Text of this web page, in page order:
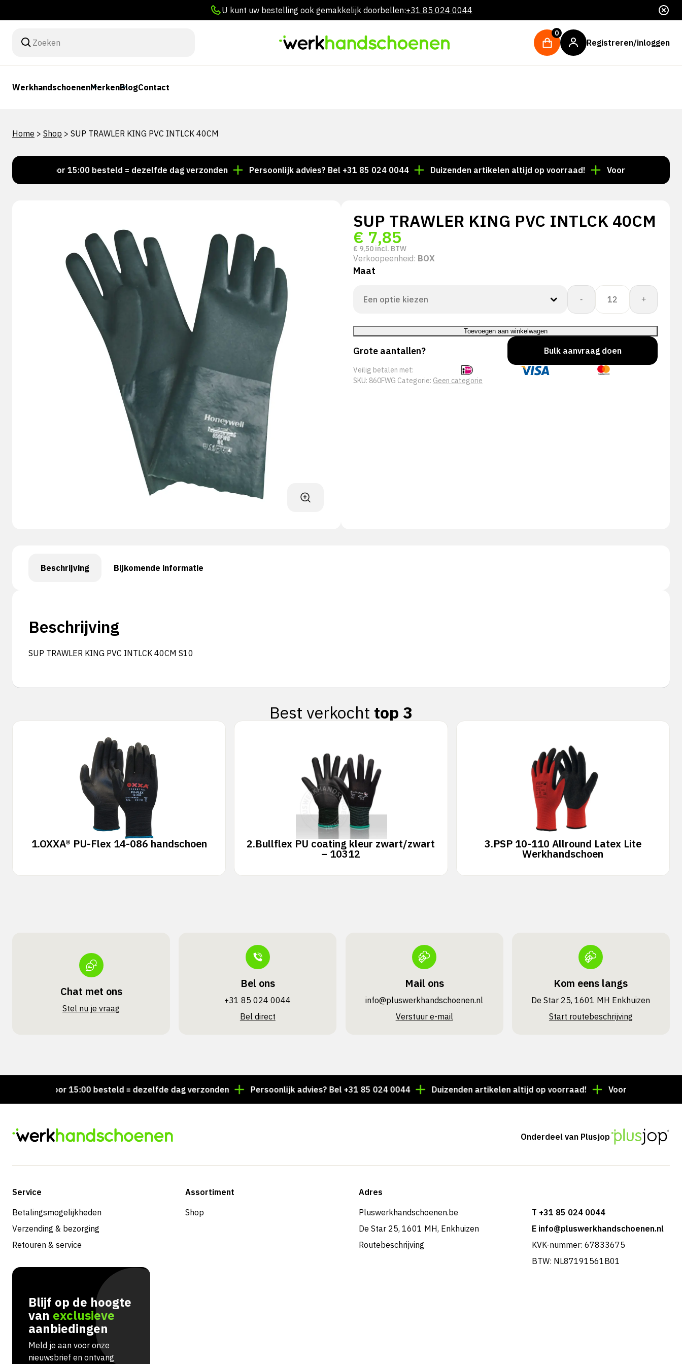
U kunt uw bestelling ook gemakkelijk doorbellen:+31 85 024 0044
0
Registreren/inloggen
WerkhandschoenenMerkenBlogContact
Home > Shop > SUP TRAWLER KING PVC INTLCK 40CM
Voor 15:00 besteld = dezelfde dag verzonden Persoonlijk advies? Bel +31 85 024 0044 Duizenden artikelen altijd op voorraad! Voor 15:00 besteld =
SUP TRAWLER KING PVC INTLCK 40CM
€ 7,85
€ 9,50 incl. BTW
Verkoopeenheid: BOX
Maat
-
SUP
TRAWLER
KING
PVC
INTLCK
40CM
aantal
+
Toevoegen aan winkelwagen
Grote aantallen? Bulk aanvraag doen
Veilig betalen met:
SKU: 860FWG Categorie: Geen categorie
Beschrijving Bijkomende informatie
Beschrijving
SUP TRAWLER KING PVC INTLCK 40CM S10
Best verkocht top 3
1.OXXA® PU-Flex 14-086 handschoen 2.Bullflex PU coating kleur zwart/zwart
– 10312
3.PSP 10-110 Allround Latex Lite
Werkhandschoen
Chat met ons
Stel nu je vraag
Bel ons
+31 85 024 0044
Bel direct
Mail ons
info@pluswerk­handschoenen.nl
Verstuur e-mail
Kom eens langs
De Star 25, 1601 MH Enkhuizen
Start routebeschrijving
Voor 15:00 besteld = dezelfde dag verzonden Persoonlijk advies? Bel +31 85 024 0044 Duizenden artikelen altijd op voorraad! Voor 15:00 besteld =
Onderdeel van Plusjop
Service
Betalingsmogelijkheden
Verzending & bezorging
Retouren & service
Assortiment
Shop
Adres
Pluswerkhandschoenen.be
De Star 25, 1601 MH, Enkhuizen
Routebeschrijving
T +31 85 024 0044
E info@pluswerkhandschoenen.nl
KVK-nummer: 67833675
BTW: NL87191561B01
Blijf op de hoogte
van exclusieve
aanbiedingen
Meld je aan voor onze
nieuwsbrief en ontvang